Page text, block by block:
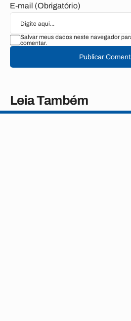
E-mail (Obrigatório)
Salvar meus dados neste navegador
comentar.
Publicar
Leia Também